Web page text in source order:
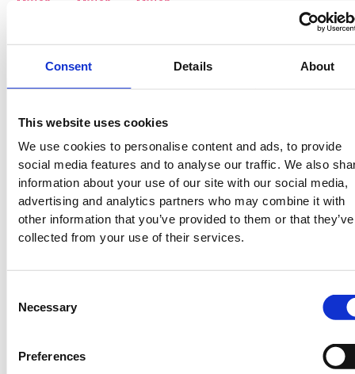
Consent Details About
This website uses cookies
We use cookies to personalise content and ads, to provide
social media features and to analyse our traffic. We also
information about your use of our site with our social media,
advertising and analytics partners who may combine it with
other information that you’ve provided to them or that they’ve
collected from your use of their services.
Selection
Necessary
Preferences
coloured
Palisades
green
50
mm
2
100:-
2-
coloured
Palisades
green
40
mm
2
100:-
30
100:-
583
EUROFLEX®
Mulch
Impact
protection
slabs
coloured
582
EUROFLEX®
Mulch
Impact
protection
coloured
Mulch
Impact
slabs
2-
beige
mm
100:-